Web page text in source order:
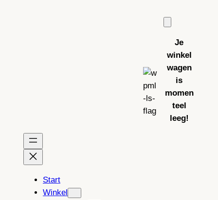
Je
winkel
wagen
is
momen
teel
leeg!
Start
Winkel